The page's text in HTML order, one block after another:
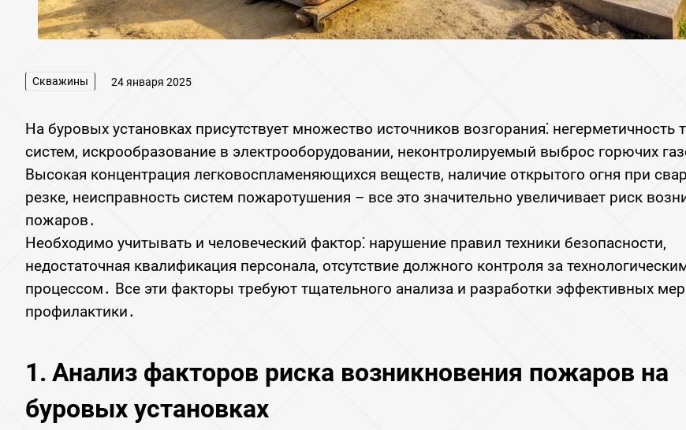
Скважины 24 января 2025
На буровых установках присутствует множество источников возгорания⁚ негерметичность
систем‚ искрообразование в электрооборудовании‚ неконтролируемый выброс горючих
Высокая концентрация легковоспламеняющихся веществ‚ наличие открытого огня при
резке‚ неисправность систем пожаротушения – все это значительно увеличивает риск
пожаров․
Необходимо учитывать и человеческий фактор⁚ нарушение правил техники безопасности‚
недостаточная квалификация персонала‚ отсутствие должного контроля за
процессом․ Все эти факторы требуют тщательного анализа и разработки эффективных мер
профилактики․
1․ Анализ факторов риска возникновения пожаров на
буровых установках